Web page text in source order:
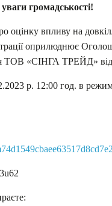
громадськості!
впливу на
оприлюднює
ТОВ «СІНГА ТРЕЙД»
р. 12:00 год. в